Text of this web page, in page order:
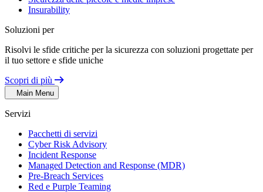
Insurability
Soluzioni per
Risolvi le sfide critiche per la sicurezza con soluzioni progettate per
il tuo settore e sfide uniche
Scopri di più
Main Menu
Servizi
Pacchetti di servizi
Cyber Risk Advisory
Incident Response
Managed Detection and Response (MDR)
Pre-Breach Services
Red e Purple Teaming